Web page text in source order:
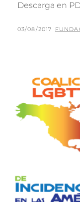
Descarga en
PUBLICADO
03/08/2017 POR